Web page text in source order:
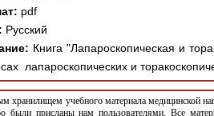
pdf
Русский
Книга "Лапароскопическая и
лапароскопических и
хранилищем учебного материала медицинской
были присланы нам пользователями. Все